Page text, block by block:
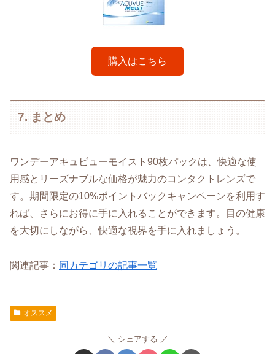
購入はこちら
7. まとめ
ワンデーアキュビューモイスト90枚パックは、快適な使
用感とリーズナブルな価格が魅力のコンタクトレンズで
す。期間限定の10%ポイントバックキャンペーンを利用す
れば、さらにお得に手に入れることができます。目の健康
を大切にしながら、快適な視界を手に入れましょう。
関連記事： 同カテゴリの記事一覧
オススメ
シェアする